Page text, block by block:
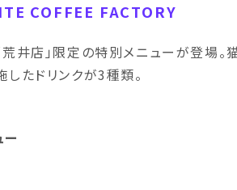
COFFEE FACTORY
井店」限定の特別メニューが登場。
たドリンクが3種類。
ー